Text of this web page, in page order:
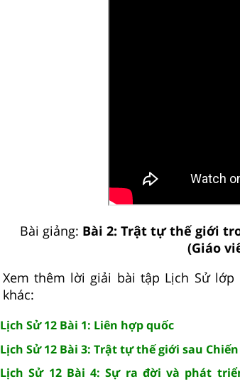
Bài giảng: Bài 2: Trật tự thế giới
(Giáo
Xem thêm lời giải bài tập Lịch Sử
khác:
Lịch Sử 12 Bài 1: Liên hợp quốc
Lịch Sử 12 Bài 3: Trật tự thế giới sau
Lịch Sử 12 Bài 4: Sự ra đời và phát